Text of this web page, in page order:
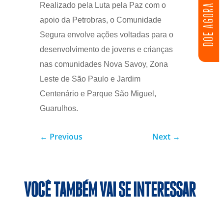
DOE AGORA
Realizado pela Luta pela Paz com o
apoio da Petrobras, o Comunidade
Segura envolve ações voltadas para o
desenvolvimento de jovens e crianças
nas comunidades Nova Savoy, Zona
Leste de São Paulo e Jardim
Centenário e Parque São Miguel,
Guarulhos.
← Previous Next →
VOCÊ TAMBÉM VAI SE INTERESSAR